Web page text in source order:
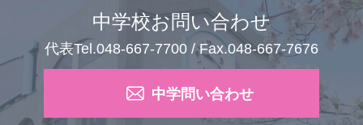
中学校お問い合わせ
代表Tel.048-667-7700 / Fax.048-667-7676
中学問い合わせ